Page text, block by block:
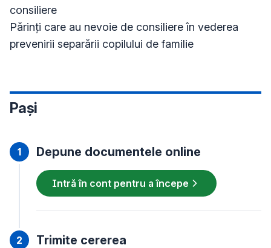
consiliere
Părinţi care au nevoie de consiliere în vederea
prevenirii separării copilului de familie
Pași
Depune documentele online
Intră în cont pentru a începe
Trimite cererea